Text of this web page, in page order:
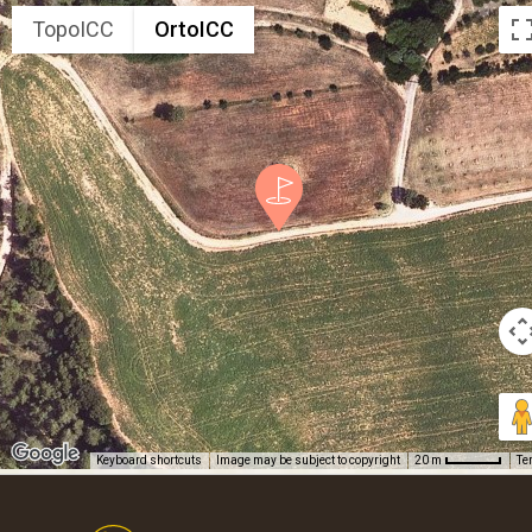
TopoICC OrtoICC
Keyboard shortcuts Image may be subject to copyright 20 m